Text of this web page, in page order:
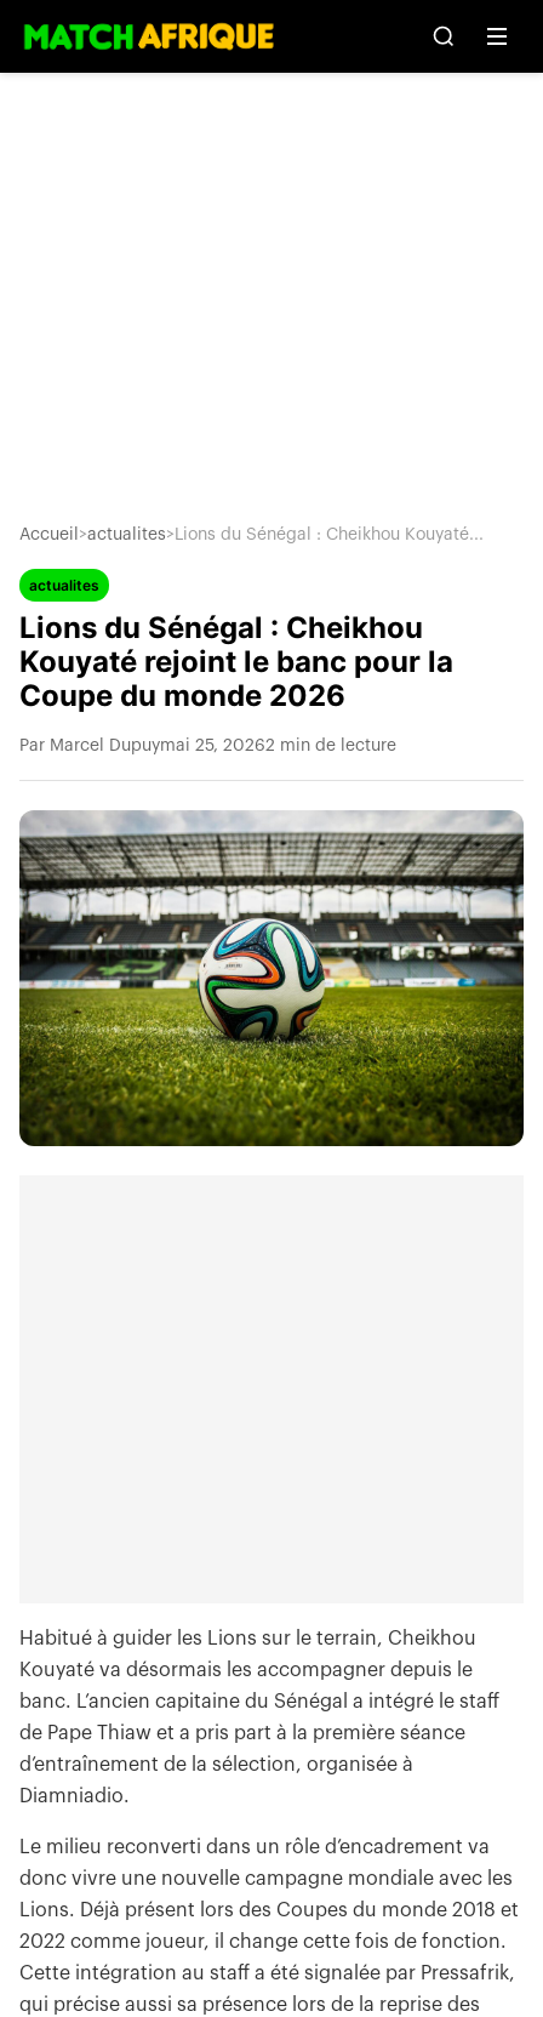
Accueil >actualites> Lions du Sénégal : Cheikhou Kouyaté...
actualites
Lions du Sénégal : Cheikhou
Kouyaté rejoint le banc pour la
Coupe du monde 2026
Par Marcel Dupuymai 25, 20262 min de lecture
Habitué à guider les Lions sur le terrain, Cheikhou
Kouyaté va désormais les accompagner depuis le
banc. L’ancien capitaine du Sénégal a intégré le staff
de Pape Thiaw et a pris part à la première séance
d’entraînement de la sélection, organisée à
Diamniadio.
Le milieu reconverti dans un rôle d’encadrement va
donc vivre une nouvelle campagne mondiale avec les
Lions. Déjà présent lors des Coupes du monde 2018 et
2022 comme joueur, il change cette fois de fonction.
Cette intégration au staff a été signalée par Pressafrik,
qui précise aussi sa présence lors de la reprise des